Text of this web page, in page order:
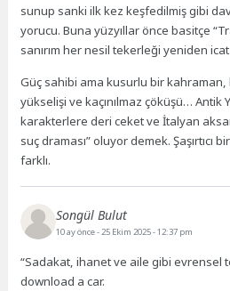
sunup sanki ilk kez keşfedilmiş gibi
yorucu. Buna yüzyıllar önce basitçe
sanırım her nesil tekerleği yeniden
Güç sahibi ama kusurlu bir
yükselişi ve kaçınılmaz çöküşü… Antik
karakterlere deri ceket ve İtalyan
suç draması” oluyor demek. Şaşırtıcı
farklı.
Songül Bulut
10 ay önce- 25 Ekim 2025 - 12:37 pm
“Sadakat, ihanet ve aile gibi evrensel
download a car.